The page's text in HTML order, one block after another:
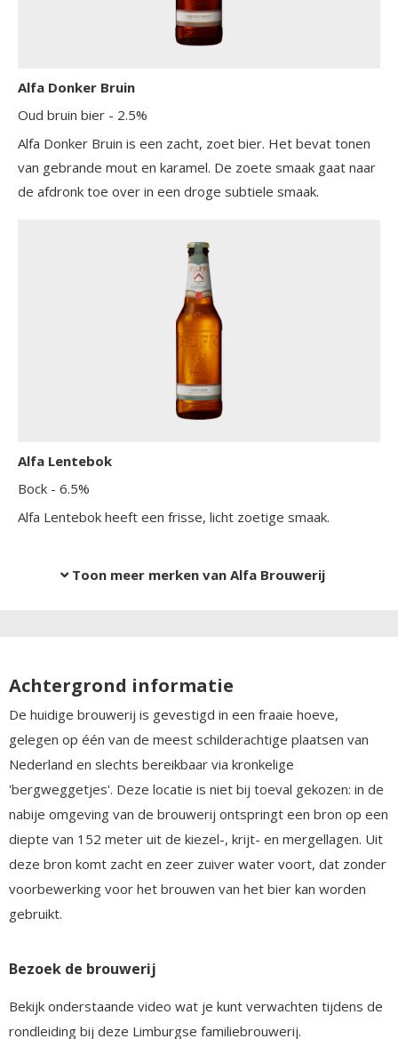
Alfa Donker Bruin
Oud bruin bier - 2.5%
Alfa Donker Bruin is een zacht, zoet bier. Het bevat tonen
van gebrande mout en karamel. De zoete smaak gaat naar
de afdronk toe over in een droge subtiele smaak.
Alfa Lentebok
Bock - 6.5%
Alfa Lentebok heeft een frisse, licht zoetige smaak.
Toon meer merken van Alfa Brouwerij
Achtergrond informatie
De huidige brouwerij is gevestigd in een fraaie hoeve,
gelegen op één van de meest schilderachtige plaatsen van
Nederland en slechts bereikbaar via kronkelige
'bergweggetjes'. Deze locatie is niet bij toeval gekozen: in de
nabije omgeving van de brouwerij ontspringt een bron op een
diepte van 152 meter uit de kiezel-, krijt- en mergellagen. Uit
deze bron komt zacht en zeer zuiver water voort, dat zonder
voorbewerking voor het brouwen van het bier kan worden
gebruikt.
Bezoek de brouwerij
Bekijk onderstaande video wat je kunt verwachten tijdens de
rondleiding bij deze Limburgse familiebrouwerij.